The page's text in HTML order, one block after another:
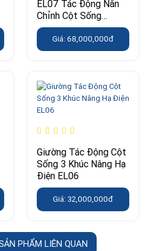
EL07 Tác Động Nắn
Chỉnh Cột Sống
Chuyên Sâu
Giá: 68,000,000đ
Giường Tác Động Cột
Sống 3 Khúc Nâng Hạ
Điện EL06
Giá: 32,000,000đ
PHẨM LIÊN QUAN